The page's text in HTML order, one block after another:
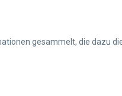
gesammelt, die dazu